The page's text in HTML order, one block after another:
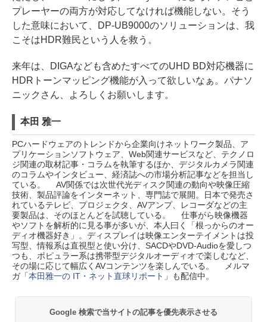
プレーヤーの両方が対応してなければ機能しない。そう
した意味において、DP-UB9000のソリューションは、我
こそはHDR難民という人を救う。
来年は、DIGAなども含めたすべてのUHD BD対応機器に
HDRトーンマッピング機能が入って欲しいなぁ。パナソ
ニックさん、よろしくお願いします。
本田 雅一
PCハードウェアのトレンドから企業向けネットワーク製品、ア
プリケーションソフトウェア、Web関連サービスなど、テクノロ
ジ関連の取材記事・コラムを執筆するほか、デジタルカメラ関連
のコラムやインタビュー、経済誌への市場分析記事などを担当し
ている。 AV関係では次世代光ディスク関連の動向や映像圧縮
技術、製品評論をインターネット、専門誌で展開。日本で発売さ
れているテレビ、プロジェクタ、AVアンプ、レコーダなどの主
要製品は、そのほとんどを試聴している。 仕事がら映像機器
やソフトを解析的に見る事が多いが、本人曰く「根っからのオー
ディオ機器好き」。ディスプレイは映像エンターテイメントは投
写型、情報系は直視型と使い分け、SACDやDVD-Audioを愛しつ
つも、ポピュラー系は携帯型デジタルオーディオで楽しむなど、
その場に応じて幅広くAVコンテンツを楽しんでいる。 メルマ
ガ「本田雅一の IT・ネット直球リポート 」も配信中。
Google 検索で当サイトの記事を優先表示させる